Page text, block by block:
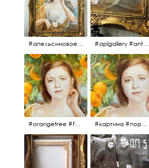
#апельсиновоедерево #плодородие #изобилие #картина #портрет #живопись #девушка #апельсиновоедерево #плодородие #рама #антикварнаярама #антиквариат #antiques #abundance #aplgallery #portrait #painting #frame #fertility #orangetree @aplgallery #aplgallery #antiques #painting #portrait #frame #antiqueframe #abundance #fertility #orangetree #антиквариат#картина#фрагмент #живопись #улыбка #девушка #портрет #рама #антикварнаярама #изобилие #плодородие #апельсиновоедерево
#orangetree #fertility #abundance #portrait #painting #живопись #портрет #картина #девушка #улыбка #aplgallery #картина #портрет #живопись #апельсиновоедерево # девушка #улыбка #изобилие #плодородие #painting #portrait #abundance #fertility #orangetree #aplgallery